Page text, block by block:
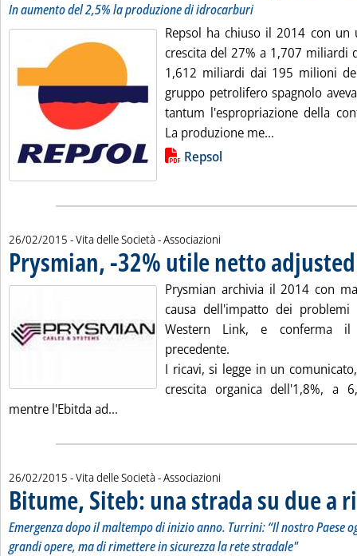
In aumento del 2,5% la produzione di idrocarburi
Repsol ha chiuso il 2014 con
crescita del 27% a 1,707 miliardi
1,612 miliardi dai 195 milioni
gruppo petrolifero spagnolo
tantum l'espropriazione della
La produzione me...
Lista allegati PDF alla notizia
Repsol
26/02/2015 - Vita delle Società - Associazioni
Prysmian, -32% utile netto
Prysmian archivia il 2014 con
causa dell'impatto dei problemi
Western Link, e conferma il
precedente.
I ricavi, si legge in un
crescita organica dell'1,8%, a
mentre l'Ebitda ad...
26/02/2015 - Vita delle Società - Associazioni
Bitume, Siteb: una strada su due a
Emergenza dopo il maltempo di inizio anno. Turrini: “Il nostro Paese
grandi opere, ma di rimettere in sicurezza la rete stradale"